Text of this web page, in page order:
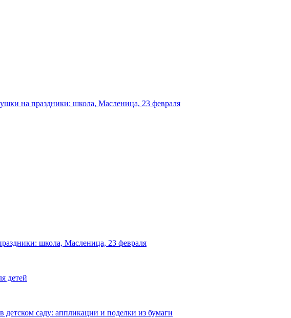
на праздники: школа, Масленица, 23 февраля
школа, Масленица, 23 февраля
детей
детском саду: аппликации и поделки из бумаги